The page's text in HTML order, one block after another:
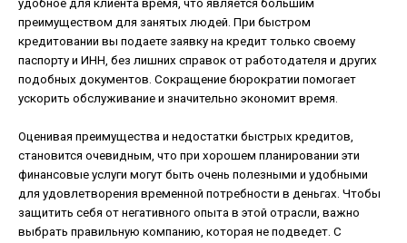
удобное для клиента время, что является большим
преимуществом для занятых людей. При быстром
кредитовании вы подаете заявку на кредит только своему
паспорту и ИНН, без лишних справок от работодателя и других
подобных документов. Сокращение бюрократии помогает
ускорить обслуживание и значительно экономит время.
Оценивая преимущества и недостатки быстрых кредитов,
становится очевидным, что при хорошем планировании эти
финансовые услуги могут быть очень полезными и удобными
для удовлетворения временной потребности в деньгах. Чтобы
защитить себя от негативного опыта в этой отрасли, важно
выбрать правильную компанию, которая не подведет. С